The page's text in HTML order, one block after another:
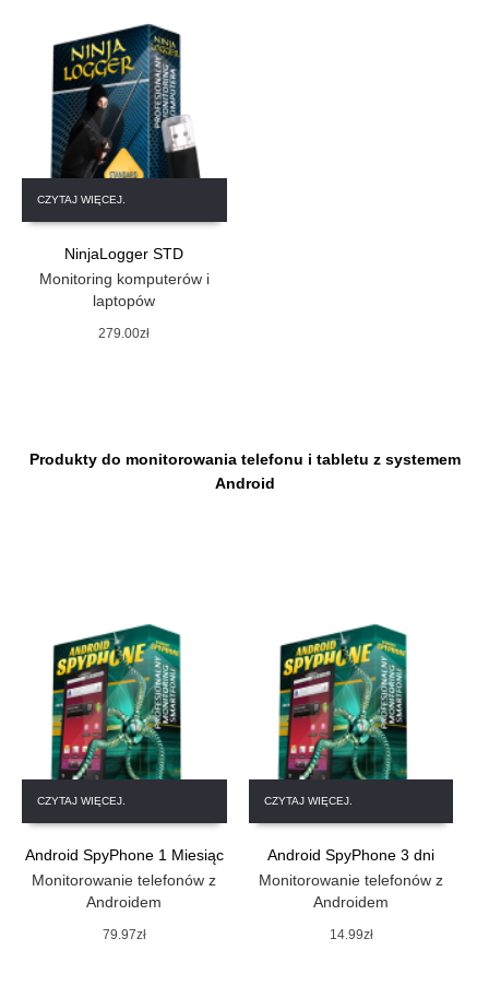
CZYTAJ WIĘCEJ.
NinjaLogger STD
Monitoring komputerów i
laptopów
279.00zł
Produkty do monitorowania telefonu i tabletu z systemem
Android
CZYTAJ WIĘCEJ.
Android SpyPhone 1 Miesiąc
Monitorowanie telefonów z
Androidem
79.97zł
CZYTAJ WIĘCEJ.
Android SpyPhone 3 dni
Monitorowanie telefonów z
Androidem
14.99zł